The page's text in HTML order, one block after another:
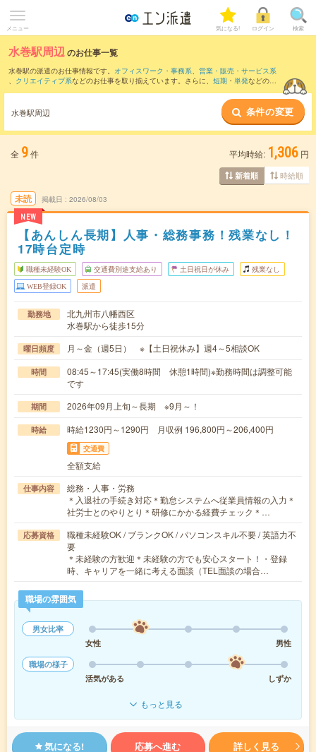
メニュー 気になる! ログイン 検索
水巻駅周辺のお仕事一覧
水巻駅の派遣のお仕事情報です。 オフィスワーク・事務系、 営業・販売・サービス系
、 クリエイティブ系などのお仕事を取り揃えています。さらに、 短期 ・ 単発などの期
また、八幡(福岡県)駅
など近隣駅のお仕事もご確認
いただけます。
水巻駅周辺 条件の変更
全 9件 平均時給: 1,306 円
新着順 時給順
未読
NEW
掲載日 2026/08/03
【あんしん長期】人事・総務事務！残業なし！
17時台定時
職種未経験OK 交通費別途支給あり 土日祝日が休み 残業なし
WEB登録OK 派遣
勤務地
北九州市八幡西区
水巻駅から徒歩15分
曜日頻度 月～金（週5日） ※【土日祝休み】週4～5相談OK
時間
08:45～17:45(実働8時間 休憩1時間)※勤務時間は調整可能
です
期間 2026年09月上旬～長期 ※9月～！
時給 時給1230円～1290円 月収例 196,800円～206,400円
交通費
全額支給
仕事内容
総務・人事・労務
＊入退社の手続き対応＊勤怠システムへ従業員情報の入力＊
社労士とのやりとり＊研修にかかる経費チェック＊…
応募資格
職種未経験OK / ブランクOK / パソコンスキル不要 / 英語力不
要
＊未経験の方歓迎＊未経験の方でも安心スタート！・登録
時、キャリアを一緒に考える面談（TEL面談の場合…
職場の雰囲気
男女比率
女性
男性
職場の様子
活気がある
しずか
もっと見る
気になる! 応募へ進む 詳しく見る